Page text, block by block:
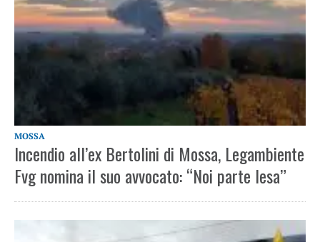
MOSSA
Incendio all’ex Bertolini di Mossa, Legambiente
Fvg nomina il suo avvocato: “Noi parte lesa”